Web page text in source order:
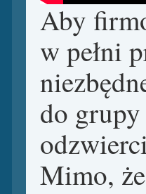
Aby
w pełni
do
Mimo,